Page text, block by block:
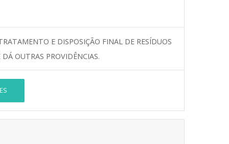
E DISPOSIÇÃO FINAL DE RESÍDUOS
OUTRAS PROVIDÊNCIAS.